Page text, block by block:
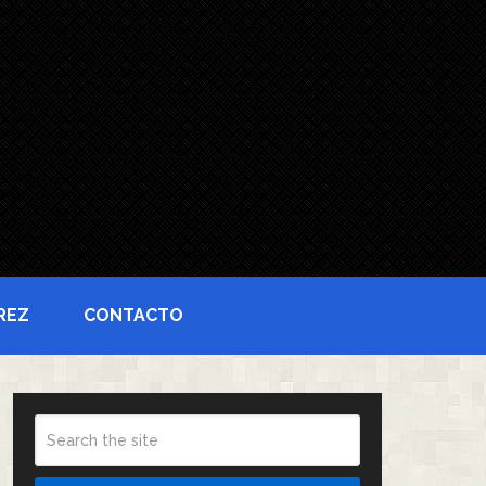
CONTACTO